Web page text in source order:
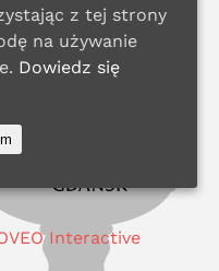
Interactive
z tej strony
na używanie
Dowiedz się